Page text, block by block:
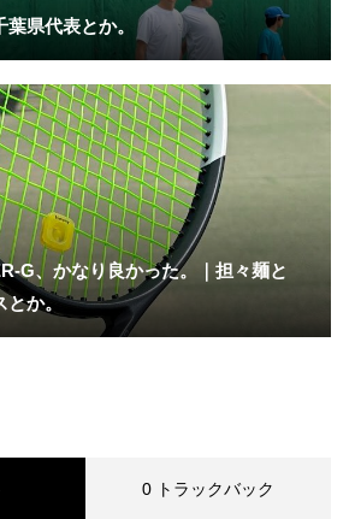
県代表とか。
G、かなり良かった。｜担々麺と
とか。
0 トラックバック